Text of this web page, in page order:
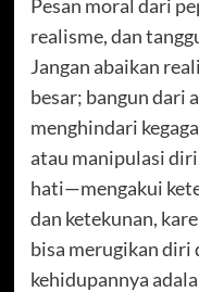
Pesan moral dari
realisme, dan
Jangan abaikan
besar; bangun dari
menghindari
atau manipulasi
hati—mengakui
dan ketekunan,
bisa merugikan diri
kehidupannya